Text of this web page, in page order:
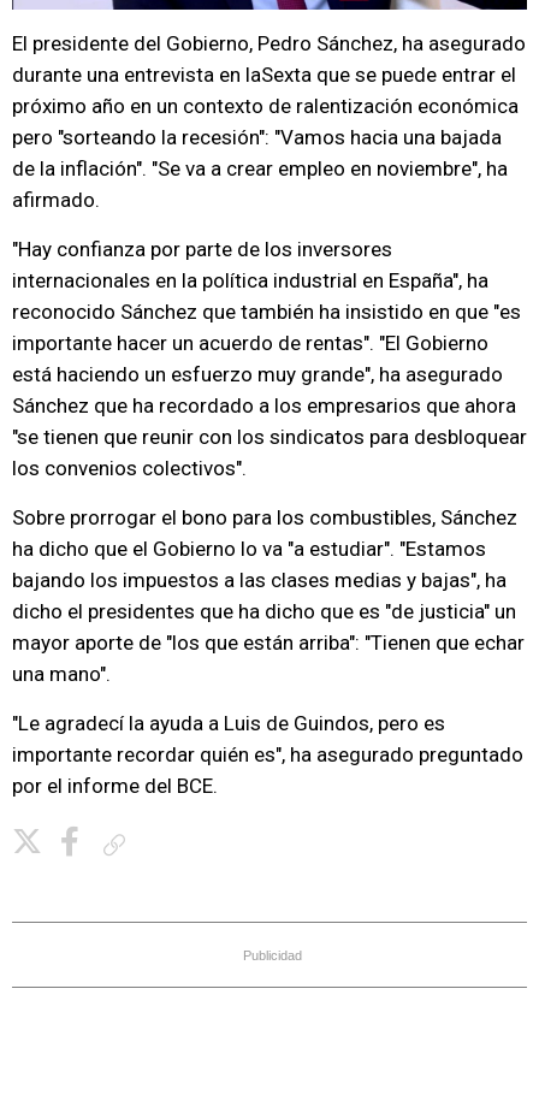
El presidente del Gobierno, Pedro Sánchez, ha asegurado
durante una entrevista en laSexta que se puede entrar el
próximo año en un contexto de ralentización económica
pero "sorteando la recesión": "Vamos hacia una bajada
de la inflación". "Se va a crear empleo en noviembre", ha
afirmado.
"Hay confianza por parte de los inversores
internacionales en la política industrial en España", ha
reconocido Sánchez que también ha insistido en que "es
importante hacer un acuerdo de rentas". "El Gobierno
está haciendo un esfuerzo muy grande", ha asegurado
Sánchez que ha recordado a los empresarios que ahora
"se tienen que reunir con los sindicatos para desbloquear
los convenios colectivos".
Sobre prorrogar el bono para los combustibles, Sánchez
ha dicho que el Gobierno lo va "a estudiar". "Estamos
bajando los impuestos a las clases medias y bajas", ha
dicho el presidentes que ha dicho que es "de justicia" un
mayor aporte de "los que están arriba": "Tienen que echar
una mano".
"Le agradecí la ayuda a Luis de Guindos, pero es
importante recordar quién es", ha asegurado preguntado
por el informe del BCE.
Publicidad